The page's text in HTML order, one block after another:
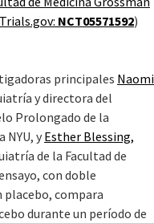
NCT05571592)
principales Naomi
y directora del
Prolongado de la
NYU, yEsther Blessing,
de la Facultad de
con doble
compara
durante un período de